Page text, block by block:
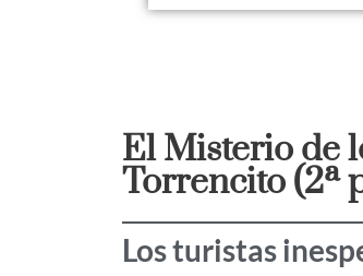
El Misterio de
Torrencito (2ª
Los turistas